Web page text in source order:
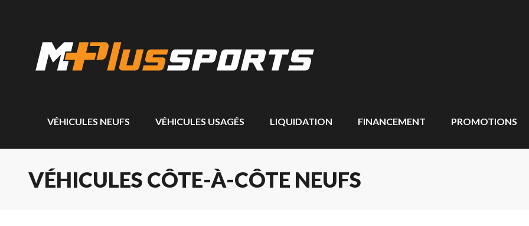
VÉHICULES NEUFS VÉHICULES USAGÉS LIQUIDATION FINANCEMENT PROMOTIONS
VÉHICULES CÔTE-À-CÔTE NEUFS